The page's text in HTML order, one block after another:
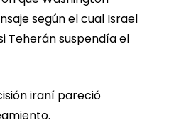
según el cual Israel
Teherán suspendía el
iraní pareció